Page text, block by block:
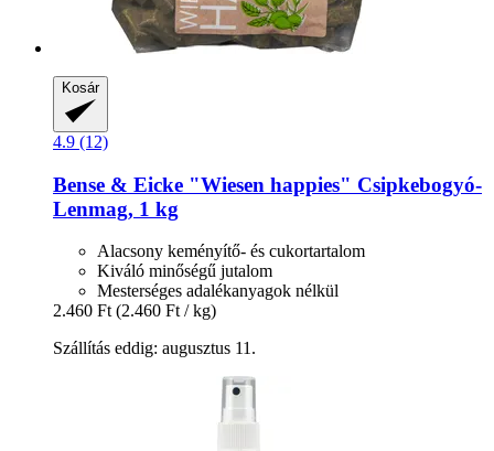
Kosár
4.9 (12)
Bense & Eicke "Wiesen happies" Csipkebogyó-​
Lenmag, 1 kg
Alacsony keményítő- és cukortartalom
Kiváló minőségű jutalom
Mesterséges adalékanyagok nélkül
2.460 Ft (2.460 Ft / kg)
Szállítás eddig: augusztus 11.